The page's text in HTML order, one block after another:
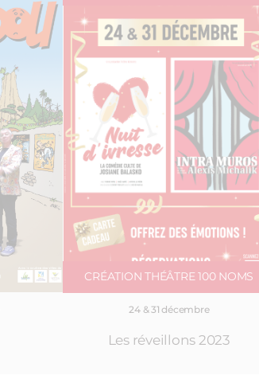
CRÉATION THÉÂTRE 100 NOMS
24 & 31 décembre
Les réveillons 2023